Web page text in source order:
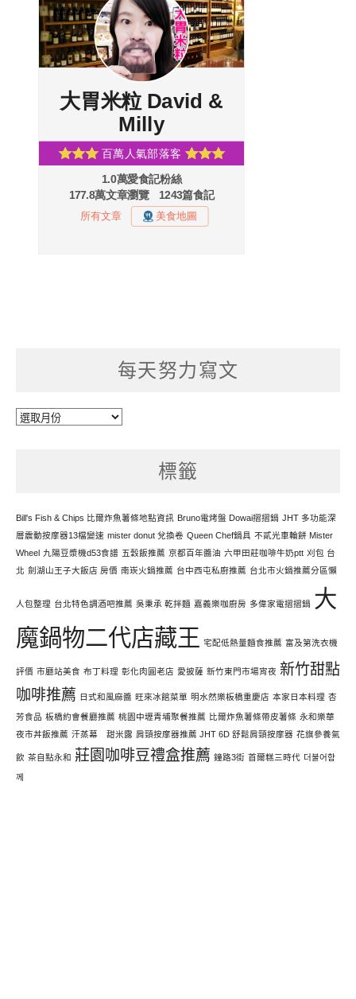
每天努力寫文
每
標籤
Bill's Fish & Chips 比爾炸魚薯條地點資訊 Bruno電烤盤 Dowai摺摺鍋 JHT 多功能深
層震動按摩器13檔變速 mister donut 兌換卷 Queen Chef鍋具 不貳光車輪餅 Mister
Wheel 九陽豆漿機d53食譜 五穀飯推薦 京都百年醬油 六甲田莊咖啡牛奶ptt 刈包 台
北 劍湖山王子大飯店 房價 南崁火鍋推薦 台中西屯私廚推薦 台北市火鍋推薦分區懶
人包整理 台北特色調酒吧推薦 吳秉承 乾拌麵 嘉義樂咖廚房 多偉家電摺摺鍋 大
魔鍋物二代店藏王 宅配低熱量麵食推薦 富及第洗衣機
評價 市廳站美食 布丁料理 彰化肉圓老店 愛披薩 新竹東門市場宵夜 新竹甜點
咖啡推薦 日式和風麻醬 旺來冰館菜單 明水然樂板橋重慶店 本家日本料理 杏
芳食品 板橋約會餐廳推薦 桃園中壢青埔聚餐推薦 比爾炸魚薯條帶皮薯條 永和樂華
夜市丼飯推薦 汗蒸幕 甜米露 肩頸按摩器推薦 JHT 6D 舒鬆肩頸按摩器 花旗參養氣
飲 茶自點永和 莊園咖啡豆禮盒推薦 鐘路3街 首爾糕三時代 더불어함
께